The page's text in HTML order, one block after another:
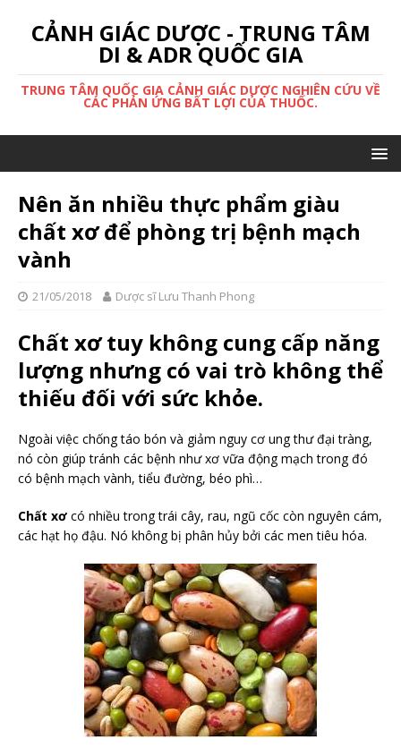
CẢNH GIÁC DƯỢC - TRUNG TÂM
DI & ADR QUỐC GIA
TRUNG TÂM QUỐC GIA CẢNH GIÁC DƯỢC NGHIÊN CỨU VỀ
CÁC PHẢN ỨNG BẤT LỢI CỦA THUỐC.
Nên ăn nhiều thực phẩm giàu
chất xơ để phòng trị bệnh mạch
vành
21/05/2018 Dược sĩ Lưu Thanh Phong
Chất xơ tuy không cung cấp năng
lượng nhưng có vai trò không thể
thiếu đối với sức khỏe.
Ngoài việc chống táo bón và giảm nguy cơ ung thư đại tràng,
nó còn giúp tránh các bệnh như xơ vữa động mạch trong đó
có bệnh mạch vành, tiểu đường, béo phì…
Chất xơ có nhiều trong trái cây, rau, ngũ cốc còn nguyên cám,
các hạt họ đậu. Nó không bị phân hủy bởi các men tiêu hóa.